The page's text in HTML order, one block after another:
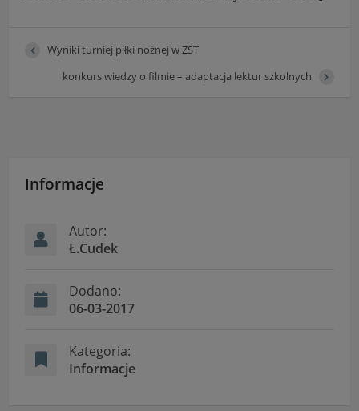
Wyniki turniej piłki nożnej w ZST
konkurs wiedzy o filmie – adaptacja lektur szkolnych
Informacje
Autor:
Ł.Cudek
Dodano:
06-03-2017
Kategoria:
Informacje